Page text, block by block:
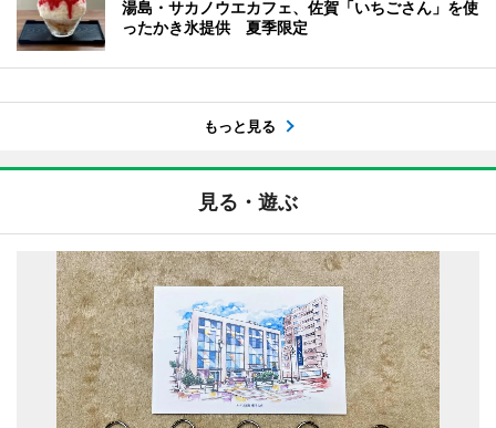
湯島・サカノウエカフェ、佐賀「いちごさん」を使
ったかき氷提供 夏季限定
もっと見る
見る・遊ぶ